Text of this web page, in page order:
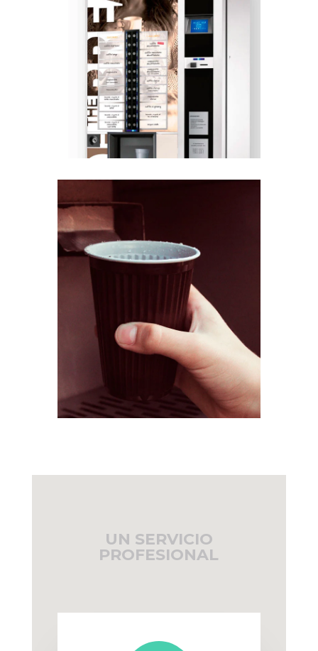
UN SERVICIO
PROFESIONAL